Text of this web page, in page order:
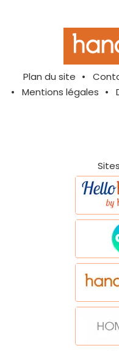
Plan du site
Mentions légales